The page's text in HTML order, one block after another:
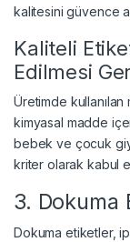
kalitesini güvence
Kaliteli
Edilmesi
Üretimde kullanılan
kimyasal madde
bebek ve çocuk
kriter olarak kabul
3. Dokuma
Dokuma etiketler,